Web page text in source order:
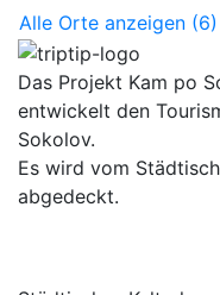
Alle Orte anzeigen (6)
Das Projekt Kam po
entwickelt den
Sokolov.
Es wird vom
abgedeckt.